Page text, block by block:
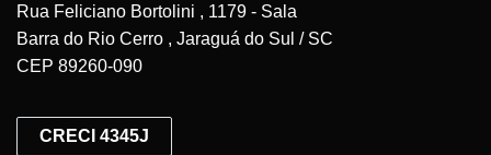
Rua Feliciano Bortolini , 1179 - Sala
Barra do Rio Cerro , Jaraguá do Sul / SC
CEP 89260-090
CRECI 4345J